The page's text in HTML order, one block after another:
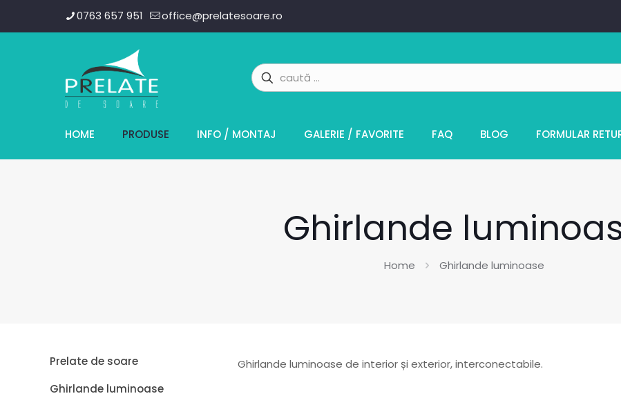
0763 657 951 office@prelatesoare.ro
HOME PRODUSE INFO / MONTAJ GALERIE / FAVORITE FAQ BLOG FORMULAR
Ghirlande
Home Ghirlande luminoase
Ghirlande luminoase de interior și exterior, interconectabile.
Prelate de soare
Ghirlande luminoase